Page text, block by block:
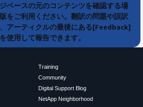
ベースの元のコンテンツを確認する場
をご利用ください。翻訳の問題や誤訳
アーティクルの最後にある[Feedback]
使用して報告できます。
Training
Community
Digital Support Blog
NetApp Neighborhood